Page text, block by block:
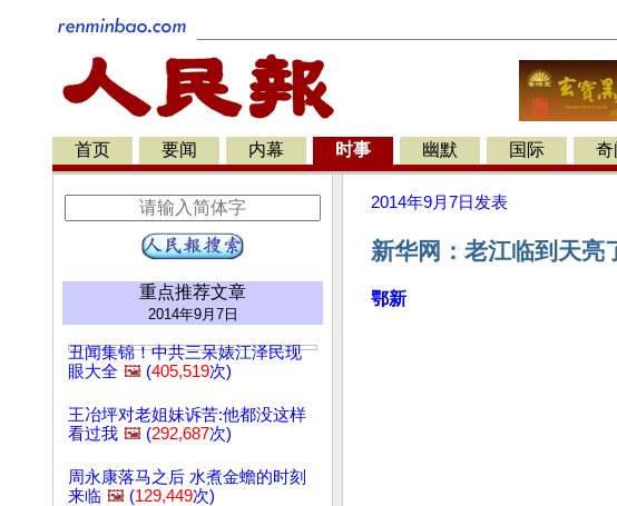
首页 要闻 内幕 时事 幽默 国际 奇
重点推荐文章
2014年9月7日
丑闻集锦！中共三呆婊江泽民现
眼大全 🖼️ (405,519次)
王冶坪对老姐妹诉苦:他都没这样
看过我 🖼️ (292,687次)
周永康落马之后 水煮金蟾的时刻
来临 🖼️ (129,449次)
2014年9月7日 发表
新华网：老江临到天亮
鄂新